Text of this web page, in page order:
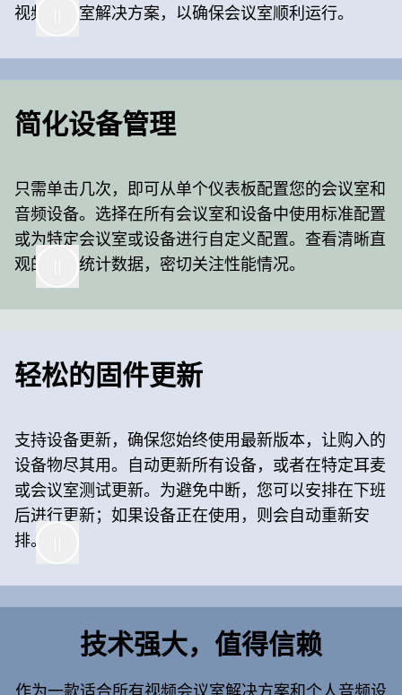
视频会议室解决方案，以确保会议室顺利运行。
简化设备管理
只需单击几次，即可从单个仪表板配置您的会议室和
音频设备。选择在所有会议室和设备中使用标准配置
或为特定会议室或设备进行自定义配置。查看清晰直
观的报告统计数据，密切关注性能情况。
轻松的固件更新
支持设备更新，确保您始终使用最新版本，让购入的
设备物尽其用。自动更新所有设备，或者在特定耳麦
或会议室测试更新。为避免中断，您可以安排在下班
后进行更新；如果设备正在使用，则会自动重新安
排。
技术强大，值得信赖